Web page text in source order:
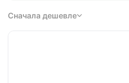
Сначала дешевле